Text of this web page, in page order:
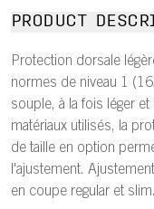
PRODUCT
Protection dorsale
normes de niveau 1
souple, à la fois léger
matériaux utilisés, la
de taille en option
l'ajustement.
en coupe regular et slim.